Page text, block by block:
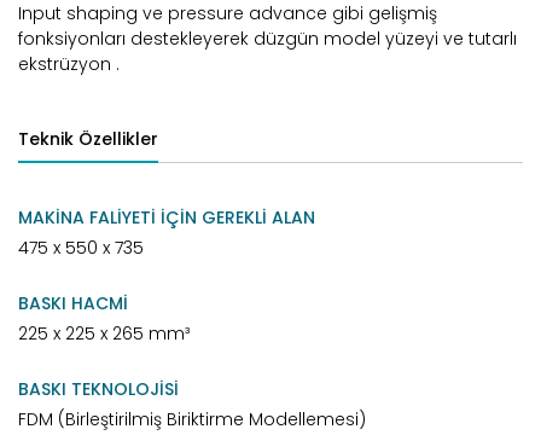
Input shaping ve pressure advance gibi gelişmiş
fonksiyonları destekleyerek düzgün model yüzeyi ve tutarlı
ekstrüzyon .
Teknik Özellikler
MAKİNA FALİYETİ İÇİN GEREKLİ ALAN
475 x 550 x 735
BASKI HACMİ
225 x 225 x 265 mm³
BASKI TEKNOLOJİSİ
FDM (Birleştirilmiş Biriktirme Modellemesi)